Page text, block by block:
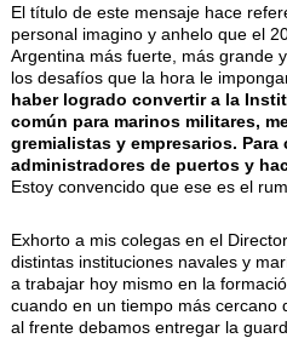
El título de este mensaje hace
personal imagino y anhelo que el
Argentina más fuerte, más grande
los desafíos que la hora le
haber logrado convertir a la
común para marinos militares,
gremialistas y empresarios.
administradores de puertos y
Estoy convencido que ese es el
Exhorto a mis colegas en el
distintas instituciones navales y
a trabajar hoy mismo en la
cuando en un tiempo más cercano
al frente debamos entregar la